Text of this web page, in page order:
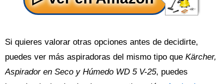
Si quieres valorar otras opciones antes de decidirte,
puedes ver más aspiradoras del mismo tipo que Kärcher,
Aspirador en Seco y Húmedo WD 5 V-25, puedes